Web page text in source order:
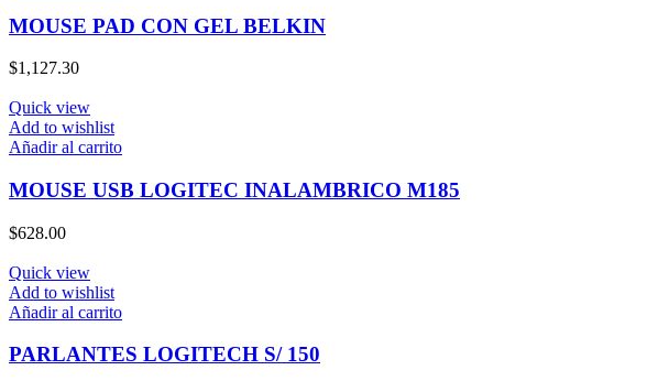
MOUSE PAD CON GEL BELKIN
$1,127.30
Quick view
Add to wishlist
Añadir al carrito
MOUSE USB LOGITEC INALAMBRICO M185
$628.00
Quick view
Add to wishlist
Añadir al carrito
PARLANTES LOGITECH S/ 150